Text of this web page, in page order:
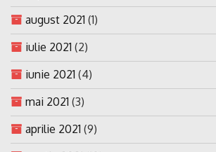
august 2021 (1)
iulie 2021 (2)
iunie 2021 (4)
mai 2021 (3)
aprilie 2021 (9)